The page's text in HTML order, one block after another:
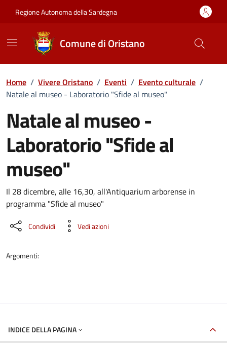
Regione Autonoma della Sardegna
Comune di Oristano
Home / Vivere Oristano / Eventi / Evento culturale /
Natale al museo - Laboratorio "Sfide al museo"
Natale al museo -
Laboratorio "Sfide al
museo"
Dettaglio dell'evento
Il 28 dicembre, alle 16,30, all'Antiquarium arborense in
programma "Sfide al museo"
Condividi Vedi azioni
Argomenti:
INDICE DELLA PAGINA